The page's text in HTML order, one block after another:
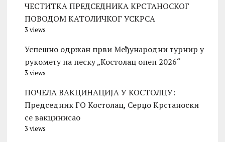
ЧЕСТИТКА ПРЕДСЕДНИКА КРСТАНОСКОГ
ПОВОДОМ КАТОЛИЧКОГ УСКРСА
3 views
Успешно одржан први Међународни турнир у
рукомету на песку „Костолац опен 2026“
3 views
ПОЧЕЛА ВАКЦИНАЦИЈА У КОСТОЛЦУ:
Председник ГО Костолац, Серџо Крстаноски
се вакцинисао
3 views